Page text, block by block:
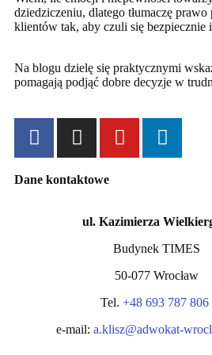
dziedziczeniu, dlatego tłumaczę
klientów tak, aby czuli się bezpiecznie
Na blogu dzielę się praktycznymi
pomagają podjąć dobre decyzje w
Dane kontaktowe
ul. Kazimierza
Budynek TIMES
50-077 Wrocław
Tel.+48 693 787 806
e-mail: a.klisz@adwokat-